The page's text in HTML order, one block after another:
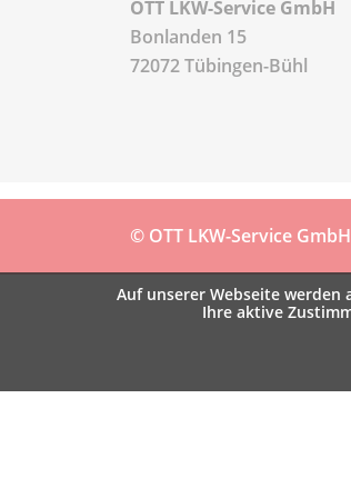
OTT LKW-Service GmbH
Bonlanden 15
72072 Tübingen-Bühl
© OTT LKW-Service GmbH
Auf unserer Webseite
Ihre aktive